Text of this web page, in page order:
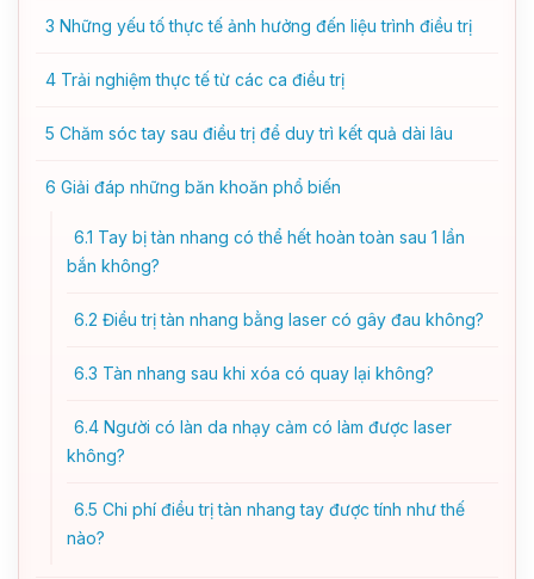
3 Những yếu tố thực tế ảnh hưởng đến liệu trình điều trị
4 Trải nghiệm thực tế từ các ca điều trị
5 Chăm sóc tay sau điều trị để duy trì kết quả dài lâu
6 Giải đáp những băn khoăn phổ biến
6.1 Tay bị tàn nhang có thể hết hoàn toàn sau 1 lần
bắn không?
6.2 Điều trị tàn nhang bằng laser có gây đau không?
6.3 Tàn nhang sau khi xóa có quay lại không?
6.4 Người có làn da nhạy cảm có làm được laser
không?
6.5 Chi phí điều trị tàn nhang tay được tính như thế
nào?